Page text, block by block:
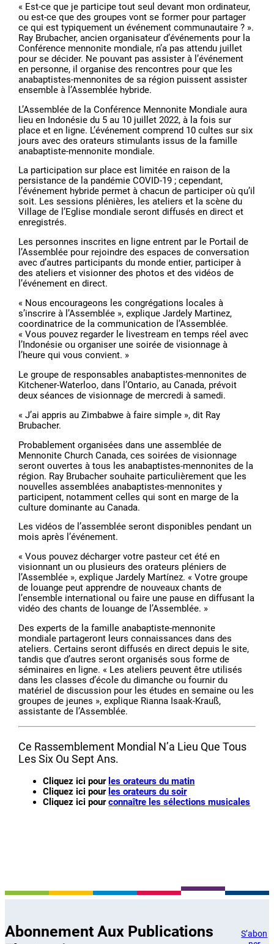
« Est-ce que je participe tout seul devant mon ordinateur,
ou est-ce que des groupes vont se former pour partager
ce qui est typiquement un événement communautaire ? ».
Ray Brubacher, ancien organisateur d’événements pour la
Conférence mennonite mondiale, n’a pas attendu juillet
pour se décider. Ne pouvant pas assister à l’événement
en personne, il organise des rencontres pour que les
anabaptistes-mennonites de sa région puissent assister
ensemble à l’Assemblée hybride.
L’Assemblée de la Conférence Mennonite Mondiale aura
lieu en Indonésie du 5 au 10 juillet 2022, à la fois sur
place et en ligne. L’événement comprend 10 cultes sur six
jours avec des orateurs stimulants issus de la famille
anabaptiste-mennonite mondiale.
La participation sur place est limitée en raison de la
persistance de la pandémie COVID-19 ; cependant,
l’événement hybride permet à chacun de participer où qu’il
soit. Les sessions plénières, les ateliers et la scène du
Village de l’Eglise mondiale seront diffusés en direct et
enregistrés.
Les personnes inscrites en ligne entrent par le Portail de
l’Assemblée pour rejoindre des espaces de conversation
avec d’autres participants du monde entier, participer à
des ateliers et visionner des photos et des vidéos de
l’événement en direct.
« Nous encourageons les congrégations locales à
s’inscrire à l’Assemblée », explique Jardely Martinez,
coordinatrice de la communication de l’Assemblée.
« Vous pouvez regarder le livestream en temps réel avec
l’Indonésie ou organiser une soirée de visionnage à
l’heure qui vous convient. »
Le groupe de responsables anabaptistes-mennonites de
Kitchener-Waterloo, dans l’Ontario, au Canada, prévoit
deux séances de visionnage de mercredi à samedi.
« J’ai appris au Zimbabwe à faire simple », dit Ray
Brubacher.
Probablement organisées dans une assemblée de
Mennonite Church Canada, ces soirées de visionnage
seront ouvertes à tous les anabaptistes-mennonites de la
région. Ray Brubacher souhaite particulièrement que les
nouvelles assemblées anabaptistes-mennonites y
participent, notamment celles qui sont en marge de la
culture dominante au Canada.
Les vidéos de l’assemblée seront disponibles pendant un
mois après l’événement.
« Vous pouvez décharger votre pasteur cet été en
visionnant un ou plusieurs des orateurs pléniers de
l’Assemblée », explique Jardely Martínez. « Votre groupe
de louange peut apprendre de nouveaux chants de
l’ensemble international ou faire une pause en diffusant la
vidéo des chants de louange de l’Assemblée. »
Des experts de la famille anabaptiste-mennonite
mondiale partageront leurs connaissances dans des
ateliers. Certains seront diffusés en direct depuis le site,
tandis que d’autres seront organisés sous forme de
séminaires en ligne. « Les ateliers peuvent être utilisés
dans les classes d’école du dimanche ou fournir du
matériel de discussion pour les études en semaine ou les
groupes de jeunes », explique Rianna Isaak-Krauß,
assistante de l’Assemblée.
Ce Rassemblement Mondial N’a Lieu Que Tous
Les Six Ou Sept Ans.
Cliquez ici pour les orateurs du matin
Cliquez ici pour les orateurs du soir
Cliquez ici pourconnaître les sélections musicales
Abonnement Aux Publications
S’abon